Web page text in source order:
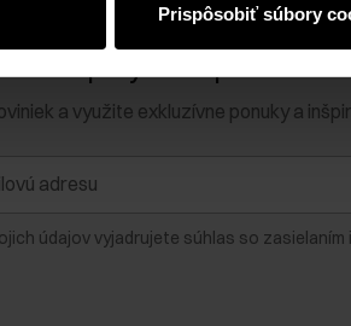
Prispôsobiť súbory
a využite exkluzívne ponuky a
údajov vyjadrujete súhlas so